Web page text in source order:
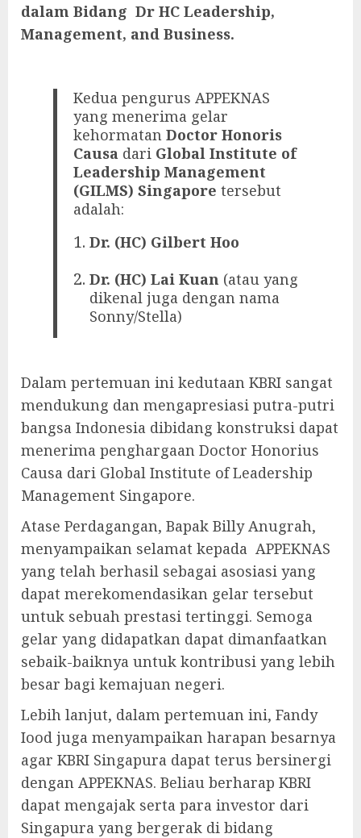
dalam Bidang Dr HC Leadership,
Management, and Business.
Kedua pengurus APPEKNAS
yang menerima gelar
kehormatanDoctor Honoris
Causa dari Global Institute of
Leadership Management
(GILMS) Singapore tersebut
adalah:
Dr. (HC) Gilbert Hoo
Dr. (HC) Lai Kuan (atau yang
dikenal juga dengan nama
Sonny/Stella)
Dalam pertemuan ini kedutaan KBRI sangat
mendukung dan mengapresiasi putra-putri
bangsa Indonesia dibidang konstruksi dapat
menerima penghargaan Doctor Honorius
Causa dari Global Institute of Leadership
Management Singapore.
Atase Perdagangan, Bapak Billy Anugrah,
menyampaikan selamat kepada APPEKNAS
yang telah berhasil sebagai asosiasi yang
dapat merekomendasikan gelar tersebut
untuk sebuah prestasi tertinggi. Semoga
gelar yang didapatkan dapat dimanfaatkan
sebaik-baiknya untuk kontribusi yang lebih
besar bagi kemajuan negeri.
Lebih lanjut, dalam pertemuan ini, Fandy
Iood juga menyampaikan harapan besarnya
agar KBRI Singapura dapat terus bersinergi
dengan APPEKNAS. Beliau berharap KBRI
dapat mengajak serta para investor dari
Singapura yang bergerak di bidang